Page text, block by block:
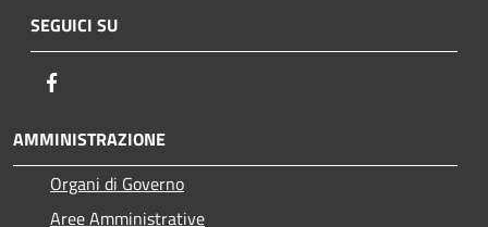
SEGUICI SU
AMMINISTRAZIONE
Organi di Governo
Aree Amministrative